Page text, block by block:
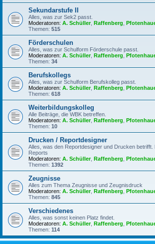
Sekundarstufe II
Alles, was zur Sek2 passt.
Moderatoren: A. Schüller, Raffenberg
Themen: 515
Förderschulen
Alles, was zur Schulform Förderschule passt.
Moderatoren: A. Schüller, Raffenberg
Themen: 34
Berufskollegs
Alles, was zur Schulform Berufskolleg passt.
Moderatoren: A. Schüller, Raffenberg
Themen: 618
Weiterbildungskolleg
Alle Beiträge, die WBK betreffen.
Moderatoren: A. Schüller, Raffenberg
Themen: 10
Drucken / Reportdesigner
Alles, was den Reportdesigner und Drucken betrifft.
Reports
Moderatoren: A. Schüller, Raffenberg
Themen: 1392
Zeugnisse
Alles zum Thema Zeugnisse und Zeugnisdruck
Moderatoren: A. Schüller, Raffenberg
Themen: 845
Verschiedenes
Alles, was sonst keinen Platz findet.
Moderatoren: A. Schüller, Raffenberg
Themen: 114